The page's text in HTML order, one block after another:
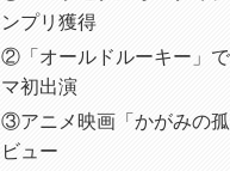
ンプリ獲得
②「オールドルーキー」
マ初出演
③アニメ映画「かがみの
ビュー